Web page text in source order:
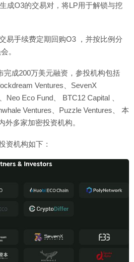
成O3的交易对，将LP用于解锁与挖
易手续费定期回购O3 ，并按比例分
。
完成200万美元融资，参投机构包括
Ventures、SevenX
Neo Eco Fund、 BTC12 Capital 、
Ventures、Puzzle Ventures、 本
外多家加密投资机构。
资机构如下：